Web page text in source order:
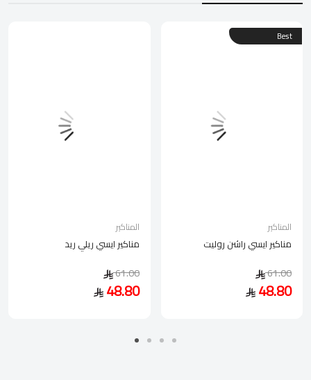
المناكير
مناكير ايسي ريلي ريد
61.00
48.80
Best
المناكير
مناكير ايسي راشن روليت
61.00
48.80